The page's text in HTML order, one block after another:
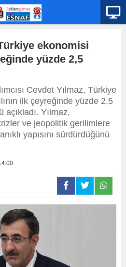
ekonomisi
yüzde 2,5
Cevdet Yılmaz, Türkiye
ilk çeyreğinde yüzde 2,5
Yılmaz,
ve jeopolitik gerilimlere
yapısını sürdürdüğünü